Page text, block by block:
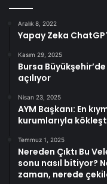
Aralık 8, 2022
Yapay Zeka
Kasım 29, 2025
Bursa
açılıyor
Nisan 23, 2025
AYM Başkanı: En
kurumlarıyla
Temmuz 1, 2025
Nereden Çıktı Bu
sonu nasıl bitiyor?
zaman, nerede